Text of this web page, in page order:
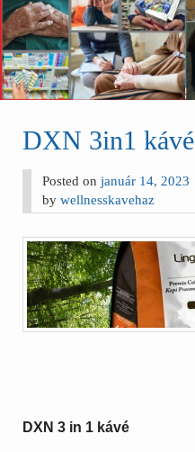
DXN 3in1 kávé
Posted onjanuár 14, 2023
bywellnesskavehaz
DXN 3 in 1 kávé